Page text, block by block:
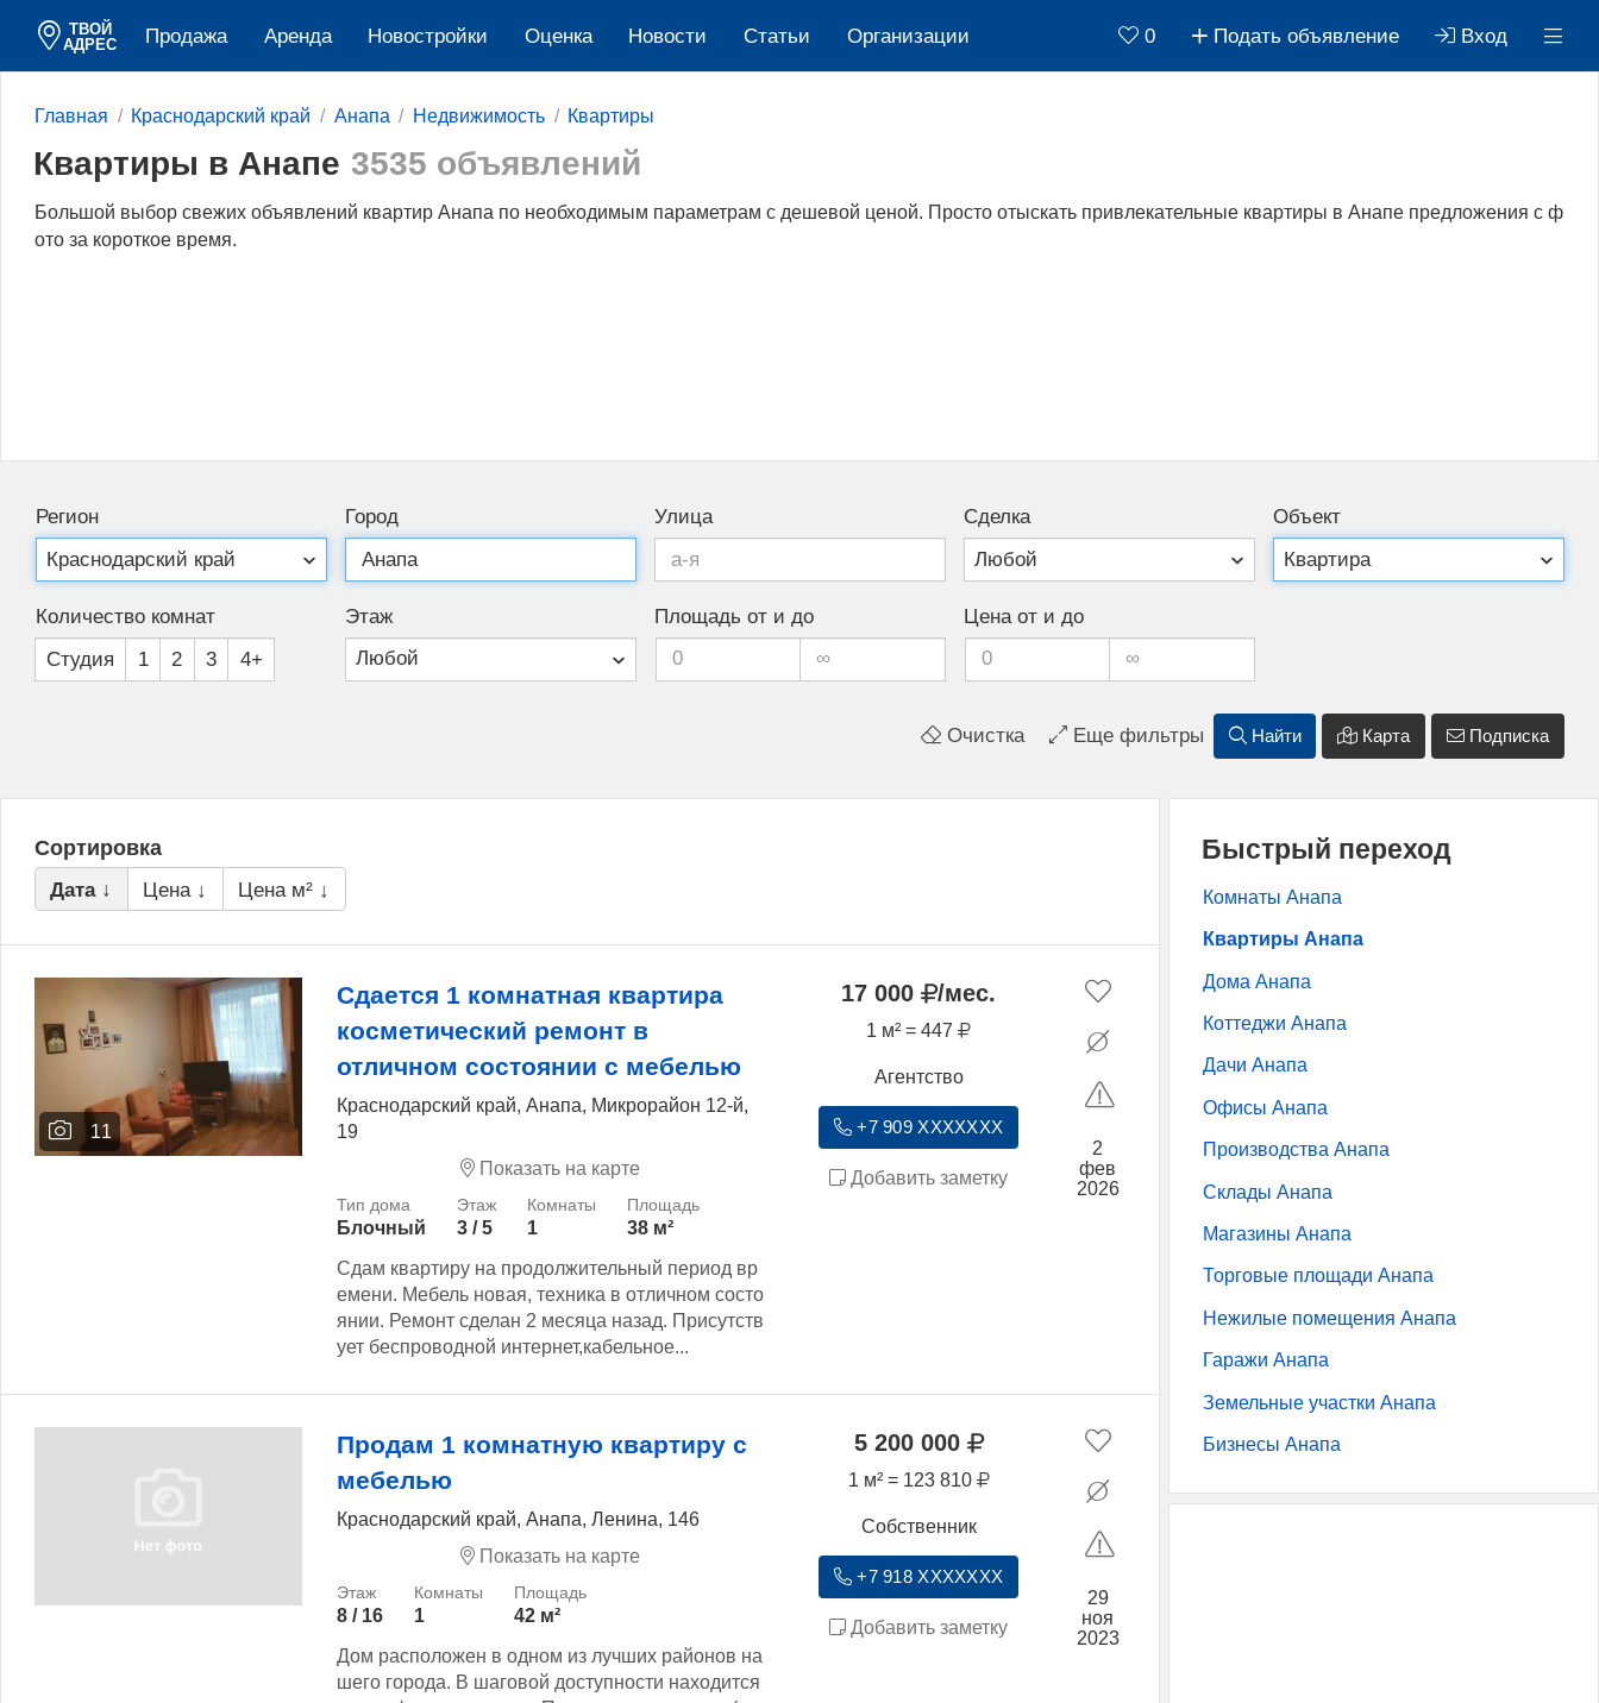
ТВОЙ
АДРЕС
Продажа Аренда Новостройки Оценка Новости Cтатьи Организации 0 Подать объявление Вход
Главная Краснодарский край Анапа Недвижимость Квартиры
Квартиры в Анапе 3535 объявлений
Большой выбор свежих объявлений квартир Анапа по необходимым параметрам c дешевой ценой. Просто отыскать привлекательные квартиры в Анапе предложения с ф
ото за короткое время.
Регион Город Улица Сделка Объект
Количество комнат
Студия
1 2 3 4+
Этаж Площадь от и до Цена от и до
Очистка Еще фильтры Найти Карта Подписка
Сортировка
Дата ↓ Цена ↓ Цена м² ↓
11
Сдается 1 комнатная квартира
косметический ремонт в
отличном состоянии с мебелью
Краснодарский край, Анапа, Микрорайон 12-й,
19
Показать на карте
Блочный 3 / 5 1
38 м²
Сдам квартиру на продолжительный период вр
емени. Мебель новая, техника в отличном состо
янии. Ремонт сделан 2 месяца назад. Присутств
ует беспроводной интернет,кабельное...
17 000 /мес.
1 м² = 447
Агентство
+7 909 XXXXXXX
Добавить заметку
2
фев
2026
Продам 1 комнатную квартиру с
мебелью
Краснодарский край, Анапа, Ленина, 146
Показать на карте
8 / 16 1
42 м²
Дом расположен в одном из лучших районов на
шего города. В шаговой доступности находится
5 200 000
1 м² = 123 810
Собственник
+7 918 XXXXXXX
Добавить заметку
29
ноя
2023
Быстрый переход
Комнаты Анапа
Квартиры Анапа
Дома Анапа
Коттеджи Анапа
Дачи Анапа
Офисы Анапа
Производства Анапа
Склады Анапа
Магазины Анапа
Торговые площади Анапа
Нежилые помещения Анапа
Гаражи Анапа
Земельные участки Анапа
Бизнесы Анапа